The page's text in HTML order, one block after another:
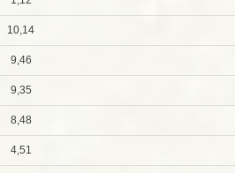
10,14
9,46
9,35
8,48
4,51